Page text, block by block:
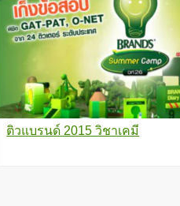
ติวแบรนด์ 2015 วิชาเคมี